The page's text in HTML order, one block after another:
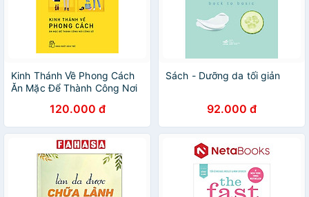
Kinh Thánh Về Phong Cách
Ăn Mặc Để Thành Công Nơi
120.000 đ
Sách - Dưỡng da tối giản
92.000 đ